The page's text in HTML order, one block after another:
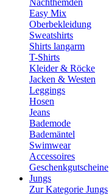
Nachthemden
Easy Mix
Oberbekleidung
Sweatshirts
Shirts langarm
T-Shirts
Kleider & Röcke
Jacken & Westen
Leggings
Hosen
Jeans
Bademode
Bademäntel
Swimwear
Accessoires
Geschenkgutscheine
Jungs
Zur Kategorie Jungs